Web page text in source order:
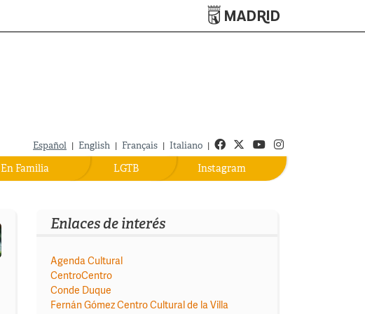
Turismo de Madrid
Español | English | Français | Italiano | Facebook
TwitterYoutube
Instagram
Instagram
LGTB
En Familia
Enlaces de interés
Agenda Cultural
CentroCentro
Conde Duque
Fernán Gómez Centro Cultural de la Villa